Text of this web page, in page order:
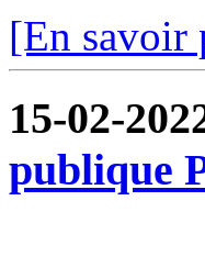
[En savoir
15-02-
publique